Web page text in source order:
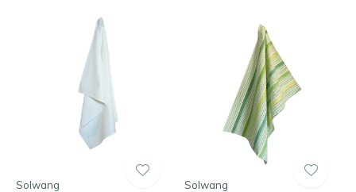
Solwang Solwang